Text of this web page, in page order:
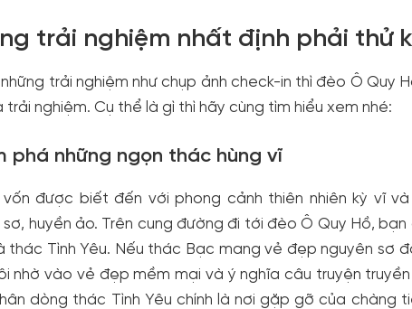
trải nghiệm nhất định phải thử
trải nghiệm như chụp ảnh check-in thì đèo Ô Quy
trải nghiệm. Cụ thể là gì thì hãy cùng tìm hiểu xem nhé:
phá những ngọn thác hùng vĩ
vốn được biết đến với phong cảnh thiên nhiên kỳ vĩ
sơ, huyền ảo. Trên cung đường đi tới đèo Ô Quy Hồ,
thác Tình Yêu. Nếu thác Bạc mang vẻ đẹp nguyên sơ
nhờ vào vẻ đẹp mềm mại và ý nghĩa câu truyện
dòng thác Tình Yêu chính là nơi gặp gỡ của chàng